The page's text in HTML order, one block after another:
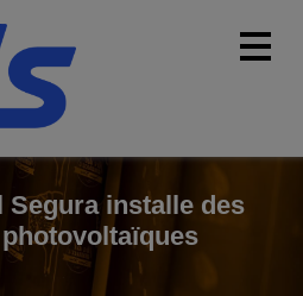
Segura installe des